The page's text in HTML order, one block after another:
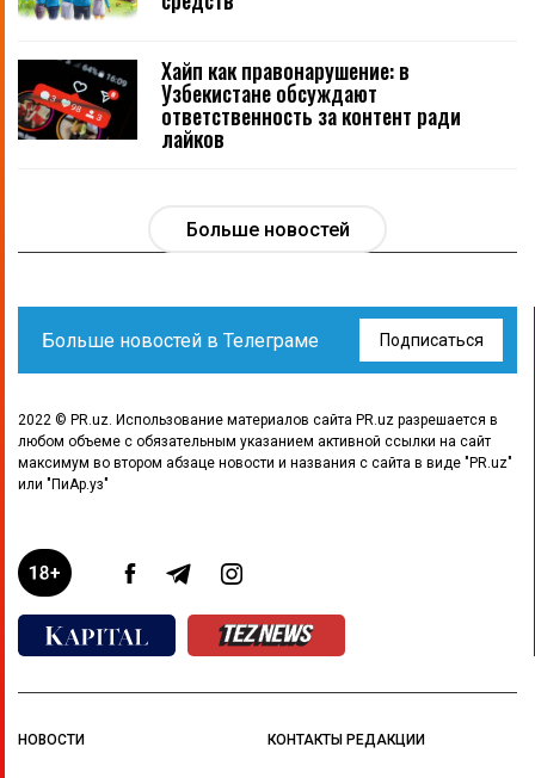
Хайп как правонарушение: в
Узбекистане обсуждают
ответственность за контент ради
лайков
Больше новостей
Больше новостей в Телеграме Подписаться
2022 © PR.uz. Использование материалов сайта PR.uz разрешается в
любом объеме с обязательным указанием активной ссылки на сайт
максимум во втором абзаце новости и названия с сайта в виде "PR.uz"
или "ПиАр.уз"
НОВОСТИ КОНТАКТЫ РЕДАКЦИИ